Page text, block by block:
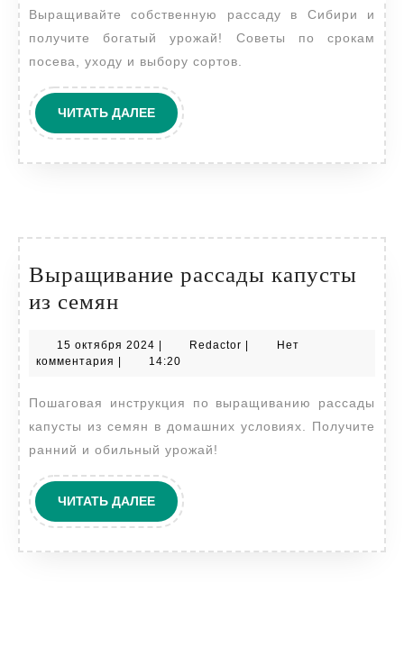
Выращивайте собственную рассаду в Сибири и
получите богатый урожай! Советы по срокам
посева, уходу и выбору сортов.
ЧИТАТЬ ДАЛЕЕЧИТАТЬ
ДАЛЕЕ
Выращивание рассады капусты
из семян
капусты
семян
15 октября 2024 15
октября
Redactor Redactor
Нет
комментария
14:20
Пошаговая инструкция по выращиванию рассады
капусты из семян в домашних условиях. Получите
ранний и обильный урожай!
ЧИТАТЬ ДАЛЕЕЧИТАТЬ
ДАЛЕЕ